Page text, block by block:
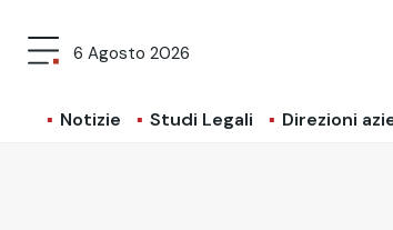
6 Agosto 2026
Notizie Studi Legali Direzioni